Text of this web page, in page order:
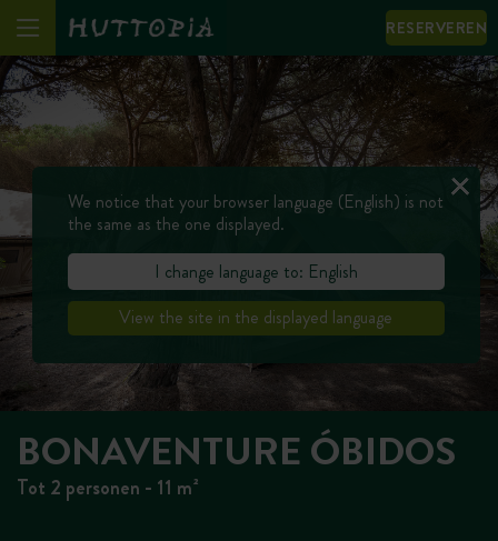
RESERVEREN
BONAVENTURE ÓBIDOS
Tot 2 personen - 11 m²
We notice that your browser language (English) is not
the same as the one displayed.
I change language to: English
View the site in the displayed language